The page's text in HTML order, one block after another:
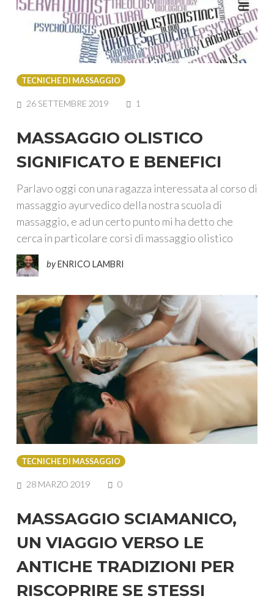
TECNICHE DI MASSAGGIO
26 SETTEMBRE 2019 1
MASSAGGIO OLISTICO
SIGNIFICATO E BENEFICI
Parlavo oggi con una ragazza interessata al corso di
massaggio ayurvedico della nostra scuola di
massaggio, e ad un certo punto mi ha detto che
cerca in particolare corsi di massaggio olistico
byENRICO LAMBRI
TECNICHE DI MASSAGGIO
28 MARZO 2019 0COMMENTS
MASSAGGIO SCIAMANICO,
UN VIAGGIO VERSO LE
ANTICHE TRADIZIONI PER
RISCOPRIRE SE STESSI